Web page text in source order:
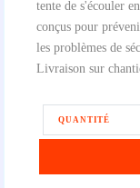
tente de s'écouler
conçus pour
les problèmes de
Livraison sur
QUANTITÉ